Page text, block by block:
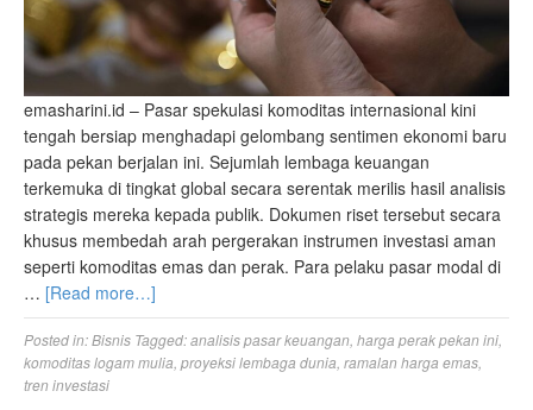
emasharini.id – Pasar spekulasi komoditas internasional kini
tengah bersiap menghadapi gelombang sentimen ekonomi baru
pada pekan berjalan ini. Sejumlah lembaga keuangan
terkemuka di tingkat global secara serentak merilis hasil analisis
strategis mereka kepada publik. Dokumen riset tersebut secara
khusus membedah arah pergerakan instrumen investasi aman
seperti komoditas emas dan perak. Para pelaku pasar modal di
… [Read more…]
Posted in:Bisnis Tagged:analisis pasar keuangan, harga perak pekan ini,
komoditas logam mulia, proyeksi lembaga dunia, ramalan harga emas,
tren investasi